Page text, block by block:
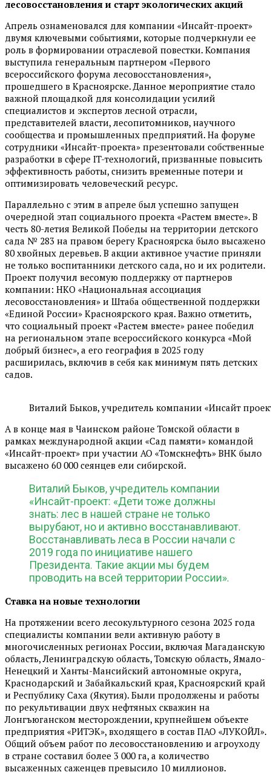
лесовосстановления и старт экологических акций
Апрель ознаменовался для компании «Инсайт-проект»
двумя ключевыми событиями, которые подчеркнули ее
роль в формировании отраслевой повестки. Компания
выступила генеральным партнером «Первого
всероссийского форума лесовосстановления»,
прошедшего в Красноярске. Данное мероприятие стало
важной площадкой для консолидации усилий
специалистов и экспертов лесной отрасли,
представителей власти, лесопитомников, научного
сообщества и промышленных предприятий. На форуме
сотрудники «Инсайт-проекта» презентовали собственные
разработки в сфере IT-технологий, призванные повысить
эффективность работы, снизить временные потери и
оптимизировать человеческий ресурс.
Параллельно с этим в апреле был успешно запущен
очередной этап социального проекта «Растем вместе». В
честь 80-летия Великой Победы на территории детского
сада № 283 на правом берегу Красноярска было высажено
80 хвойных деревьев. В акции активное участие приняли
не только воспитанники детского сада, но и их родители.
Проект получил весомую поддержку от партнеров
компании: НКО «Национальная ассоциация
лесовосстановления» и Штаба общественной поддержки
«Единой России» Красноярского края. Важно отметить,
что социальный проект «Растем вместе» ранее победил
на региональном этапе всероссийского конкурса «Мой
добрый бизнес», а его география в 2025 году
расширилась, включив в себя как минимум пять детских
садов.
Виталий Быков, учредитель компании «Инсайт
А в конце мая в Чаинском районе Томской области в
рамках международной акции «Сад памяти» командой
«Инсайт-проект» при участии АО «Томскнефть» ВНК было
высажено 60 000 сеянцев ели сибирской.
Виталий Быков, учредитель компании
«Инсайт-проект: «Дети тоже должны
знать: лес в нашей стране не только
вырубают, но и активно восстанавливают.
Восстанавливать леса в России начали с
2019 года по инициативе нашего
Президента. Такие акции мы будем
проводить на всей территории России».
Ставка на новые технологии
На протяжении всего лесокультурного сезона 2025 года
специалисты компании вели активную работу в
многочисленных регионах России, включая Магаданскую
область, Ленинградскую область, Томскую область, Ямало-
Ненецкий и Ханты-Мансийский автономные округа,
Краснодарский и Забайкальский края, Красноярский край
и Республику Саха (Якутия). Были продолжены и работы
по рекультивации двух нефтяных скважин на
Лонгъюганском месторождении, крупнейшем объекте
предприятия «РИТЭК», входящего в состав ПАО «ЛУКОЙЛ».
Общий объем работ по лесовосстановлению и агроуходу
в стране составил более 3 000 га, а количество
высаженных саженцев превысило 10 миллионов.